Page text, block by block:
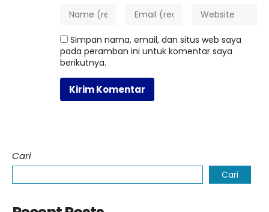
Simpan nama, email, dan situs web saya
pada peramban ini untuk komentar saya
berikutnya.
Cari
Cari